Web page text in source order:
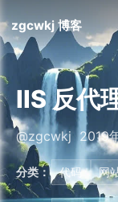
zgcwkj 博客
IIS 反代
@zgcwkj 2019
分类： 代码 网